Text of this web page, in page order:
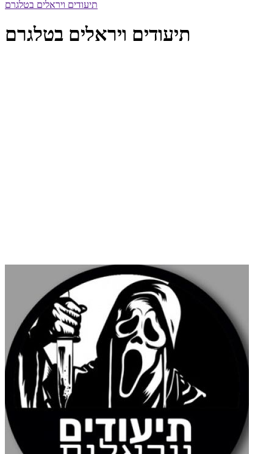
תיעודים ויראלים בטלגרם
תיעודים ויראלים בטלגרם